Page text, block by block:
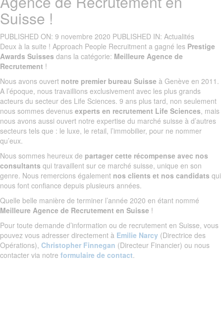
Suisse !
PUBLISHED ON: 9 novembre 2020 PUBLISHED IN: Actualités
Deux à la suite ! Approach People Recruitment a gagné les Prestige
Awards Suisses dans la catégorie: Meilleure Agence de
Recrutement !
Nous avons ouvert notre premier bureau Suisse à Genève en 2011.
A l’époque, nous travaillions exclusivement avec les plus grands
acteurs du secteur des Life Sciences. 9 ans plus tard, non seulement
nous sommes devenus experts en recrutement Life Sciences, mais
nous avons aussi ouvert notre expertise du marché suisse à d’autres
secteurs tels que : le luxe, le retail, l’immobilier, pour ne nommer
qu’eux.
Nous sommes heureux de partager cette récompense avec nos
consultants qui travaillent sur ce marché suisse, unique en son
genre. Nous remercions également nos clients et nos candidats qui
nous font confiance depuis plusieurs années.
Quelle belle manière de terminer l’année 2020 en étant nommé
Meilleure Agence de Recrutement en Suisse !
Pour toute demande d’information ou de recrutement en Suisse, vous
pouvez vous adresser directement à Emilie Narcy (Directrice des
Opérations), Christopher Finnegan (Directeur Financier) ou nous
contacter via notre formulaire de contact.